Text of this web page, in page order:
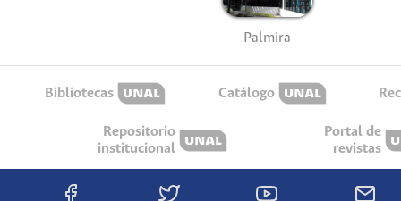
Palmira
Bibliotecas Catálogo
Repositorio
institucional
Portal de
revistas